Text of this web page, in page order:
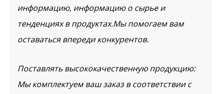
информацию, информацию о сырье и
тенденциях в продуктах.Мы помогаем вам
оставаться впереди конкурентов.
Поставлять высококачественную продукцию:
Мы комплектуем ваш заказ в соответствии с